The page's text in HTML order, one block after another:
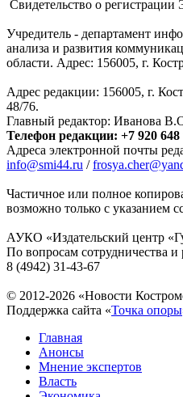
Свидетельство о
Учредитель - департамент
анализа и развития
области. Адрес: 156005, г.
Адрес редакции: 156005, г.
48/76.
Главный редактор: Иванова
Телефон редакции: +7 920 648
Адреса электронной почты
info@smi44.ru /
Частичное или полное
возможно только с указанием
АУКО «Издательский центр
По вопросам сотрудничества
8 (4942) 31-43-67
© 2012-2026 «Новости
Поддержка сайта «Точка опоры
Главная
Анонсы
Мнение экспертов
Власть